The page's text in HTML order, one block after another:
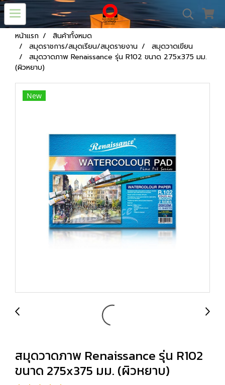
หน้าแรก
สินค้าทั้งหมด
สมุดราชการ/สมุดเรียน/สมุดรายงาน
สมุดวาดเขียน
สมุดวาดภาพ Renaissance รุ่น R102 ขนาด 275x375 มม.
(ผิวหยาบ)
New
สมุดวาดภาพ Renaissance รุ่น R102
ขนาด 275x375 มม. (ผิวหยาบ)